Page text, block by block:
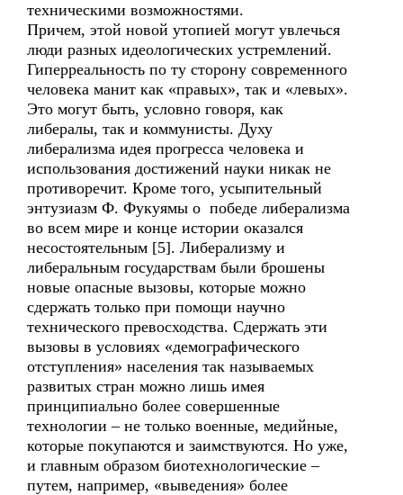
техническими возможностями.
Причем, этой новой утопией могут увлечься
люди разных идеологических устремлений.
Гиперреальность по ту сторону современного
человека манит как «правых», так и «левых».
Это могут быть, условно говоря, как
либералы, так и коммунисты. Духу
либерализма идея прогресса человека и
использования достижений науки никак не
противоречит. Кроме того, усыпительный
энтузиазм Ф. Фукуямы о победе либерализма
во всем мире и конце истории оказался
несостоятельным [5]. Либерализму и
либеральным государствам были брошены
новые опасные вызовы, которые можно
сдержать только при помощи научно
технического превосходства. Сдержать эти
вызовы в условиях «демографического
отступления» населения так называемых
развитых стран можно лишь имея
принципиально более совершенные
технологии – не только военные, медийные,
которые покупаются и заимствуются. Но уже,
и главным образом биотехнологические –
путем, например, «выведения» более